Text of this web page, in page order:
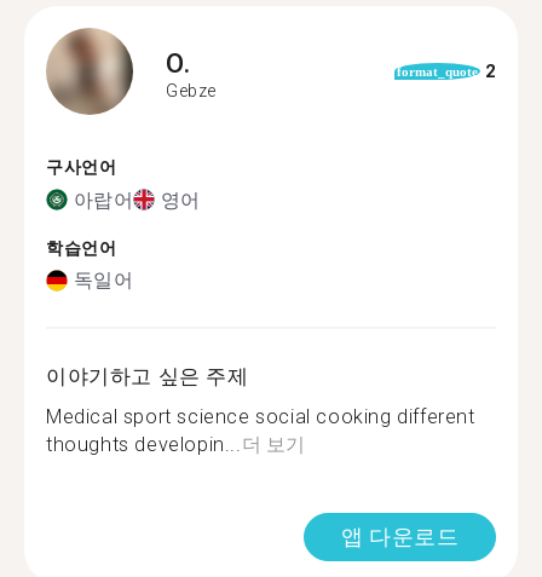
O.
Gebze
format_quote 2
구사언어
아랍어 영어
학습언어
독일어
이야기하고 싶은 주제
Medical sport science social cooking different
thoughts developin...더 보기
앱 다운로드